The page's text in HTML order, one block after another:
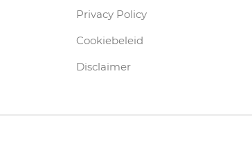
Privacy Policy
Cookiebeleid
Disclaimer